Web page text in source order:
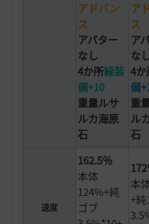
アドバン
ス
アバター
なし
4か所緑装
備+10
重量ルサ
ルカ海原
石
ア
ス
ア
な
4
備
重
ル
石
速度
162.5％
本体
124%+純
ゴブ
本
+